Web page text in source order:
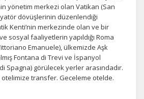
yönetim merkezi olan Vatikan (San
dövüşlerinin düzenlendiği
Kenti’nin merkezinde olan ve bir
sosyal faaliyetlerin yapıldığı Roma
Emanuele), ülkemizde Aşk
Fontana di Trevi ve İspanyol
Spagna) görülecek yerler arasındadır.
transfer. Geceleme otelde.